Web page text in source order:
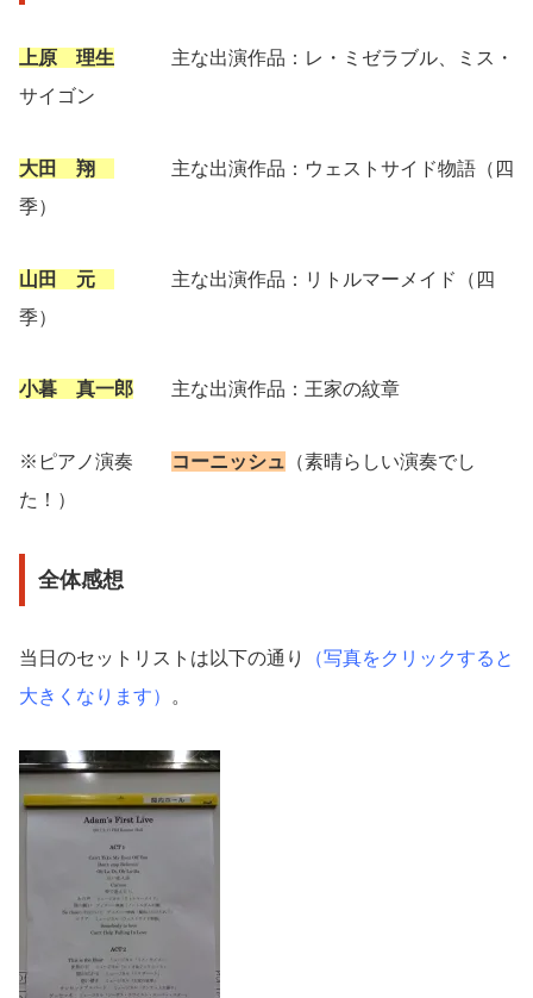
上原 理生 主な出演作品：レ・ミゼラブル、ミス・
サイゴン
大田 翔
主な出演作品：ウェストサイド物語（四
季）
山田 元
主な出演作品：リトルマーメイド（四
季）
小暮 真一郎 主な出演作品：王家の紋章
※ピアノ演奏 コーニッシュ （素晴らしい演奏でし
た！）
全体感想
当日のセットリストは以下の通り
（写真をクリックすると
大きくなります）
。